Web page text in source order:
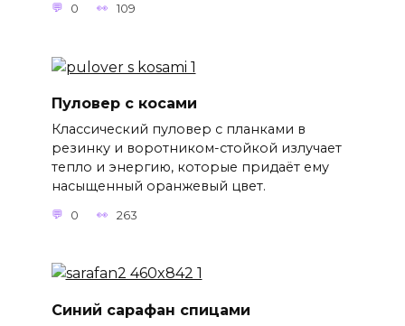
0 109
Пуловер с косами
Классический пуловер с планками в
резинку и воротником-стойкой излучает
тепло и энергию, которые придаёт ему
насыщенный оранжевый цвет.
0 263
Синий сарафан спицами